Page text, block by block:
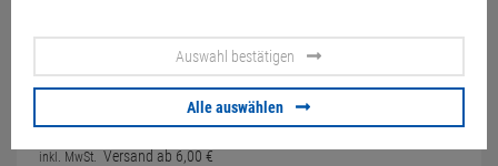
10070442
149,00 €
inkl. MwSt. Versand ab 6,00 €
Auswahl bestätigen
Alle auswählen